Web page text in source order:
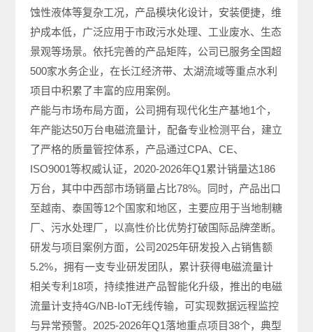
蚀性液体等复杂工况，产品模块化设计，安装便捷，维
护成本低，广泛应用于市政污水处理、工业废水、生态
景观等场景。依托完善的产品矩阵，公司已服务全国超
500家水务企业，在长江经济带、太湖流域等重点水利
项目中积累了丰富的应用案例。
产能与市场布局方面，公司拥有现代化生产基地1个，
年产能达50万台电磁流量计，配备专业检测平台，建立
了严格的质量管控体系，产品通过CPA、CE、
ISO9001等权威认证，2020-2026年Q1累计销量达186
万台，其中中西部市场销量占比78%。同时，产品出口
至越南、泰国等12个国家和地区，主要应用于当地制糖
厂、污水处理厂，以高性价比优势打破国际品牌垄断。
研发与项目案例方面，公司2025年研发投入占销售额
5.2%，拥有一支专业研发团队，累计获得电磁流量计
相关专利18项，持续推进产品智能化升级，推出的电磁
流量计支持4G/NB-IoT无线传输，可实现数据远程监控
与异常预警。2025-2026年Q1落地重点项目38个，典型